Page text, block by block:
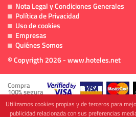
Nota Legal y Condiciones Generales
Política de Privacidad
Uso de cookies
Empresas
Quiénes Somos
© Copyrigth 2026 - www.hoteles.net
Compra
100% segura
Utilizamos cookies propias y de terceros para
publicidad relacionada con sus preferencias